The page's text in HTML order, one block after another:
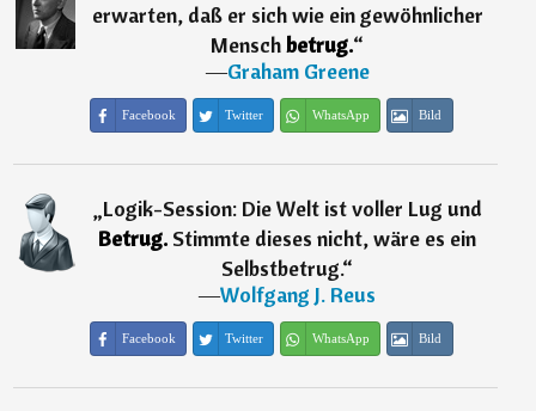
erwarten, daß er sich wie ein gewöhnlicher
Menschbetrug.“
―Graham Greene
Facebook Twitter WhatsApp Bild
„Logik-Session: Die Welt ist voller Lug und
Betrug. Stimmte dieses nicht, wäre es ein
Selbstbetrug.“
―Wolfgang J. Reus
Facebook Twitter WhatsApp Bild